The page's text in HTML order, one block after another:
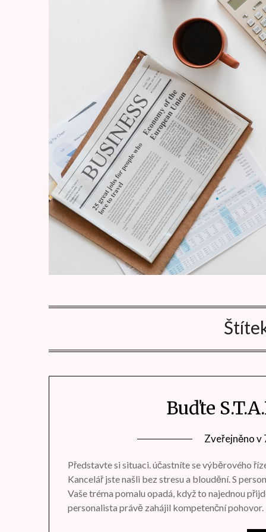
Buďte
Zveřejněno v
Představte si situaci. účastníte se výběrového
Kancelář jste našli bez stresu a bloudění. S
Vaše tréma pomalu opadá, když to najednou
personalista právě zahájil kompetenční